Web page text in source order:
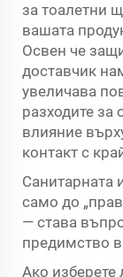
за тоалетни
вашата
Освен че
доставчик
увеличава
разходите за
влияние
контакт с
Санитарната
само до
— става
предимство в
Ако